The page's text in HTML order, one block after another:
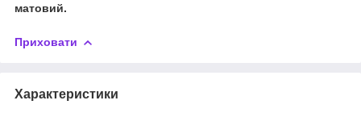
матовий.
Приховати
Характеристики